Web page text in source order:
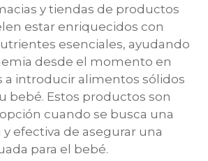
y tiendas de productos
estar enriquecidos con
esenciales, ayudando
desde el momento en
a introducir alimentos sólidos
bebé. Estos productos son
cuando se busca una
efectiva de asegurar una
para el bebé.